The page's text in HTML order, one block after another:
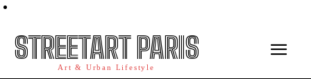
STREETART PARIS
Art & Urban Lifestyle